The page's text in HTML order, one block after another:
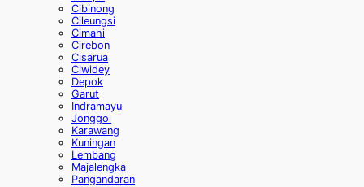
Cibinong
Cileungsi
Cimahi
Cirebon
Cisarua
Ciwidey
Depok
Garut
Indramayu
Jonggol
Karawang
Kuningan
Lembang
Majalengka
Pangandaran